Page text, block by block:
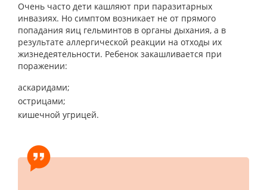
Очень часто дети кашляют при паразитарных
инвазиях. Но симптом возникает не от прямого
попадания яиц гельминтов в органы дыхания, а в
результате аллергической реакции на отходы их
жизнедеятельности. Ребенок закашливается при
поражении:
аскаридами;
острицами;
кишечной угрицей.